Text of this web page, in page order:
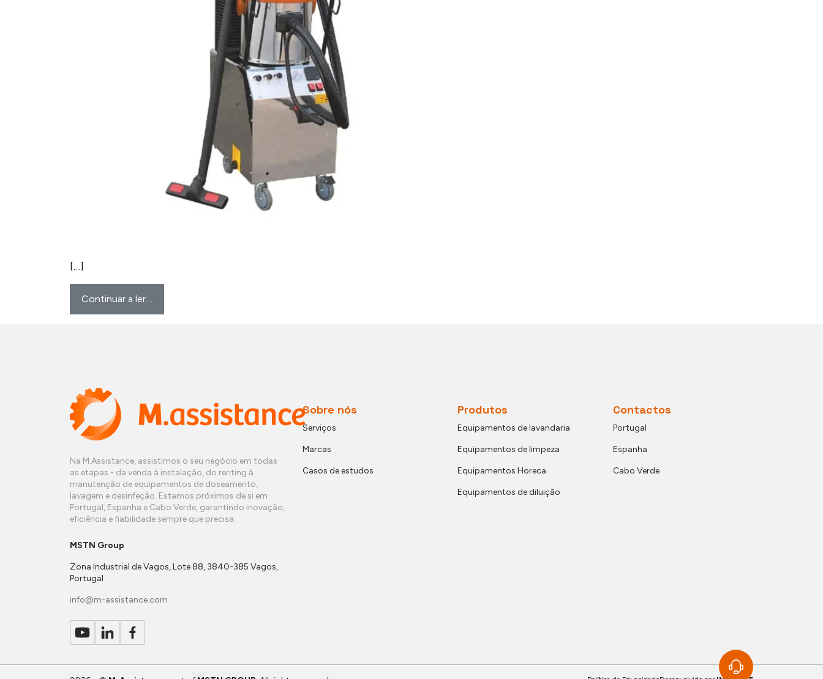
[…]
Continuar a ler…
Na M.Assistance, assistimos o seu negócio em todas
as etapas - da venda à instalação, do renting à
manutenção de equipamentos de doseamento,
lavagem e desinfeção. Estamos próximos de si em
Portugal, Espanha e Cabo Verde, garantindo inovação,
eficiência e fiabilidade sempre que precisa.
MSTN Group
Zona Industrial de Vagos, Lote 88, 3840-385 Vagos,
Portugal
info@m-assistance.com
Sobre nós
Serviços
Marcas
Casos de estudos
Produtos
Equipamentos de lavandaria
Equipamentos de limpeza
Equipamentos Horeca
Equipamentos de diluição
Contactos
Portugal
Espanha
Cabo Verde